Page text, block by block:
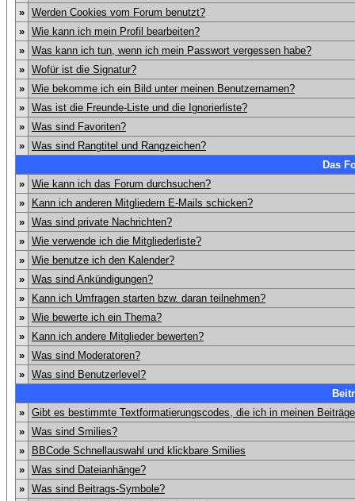
» Werden Cookies vom Forum benutzt?
» Wie kann ich mein Profil bearbeiten?
» Was kann ich tun, wenn ich mein Passwort vergessen habe?
» Wofür ist die Signatur?
» Wie bekomme ich ein Bild unter meinen Benutzernamen?
» Was ist die Freunde-Liste und die Ignorierliste?
» Was sind Favoriten?
» Was sind Rangtitel und Rangzeichen?
Das
» Wie kann ich das Forum durchsuchen?
»
Kann ich anderen Mitgliedern E-Mails schicken?
» Was sind private Nachrichten?
» Wie verwende ich die Mitgliederliste?
» Wie benutze ich den Kalender?
» Was sind Ankündigungen?
»
Kann ich Umfragen starten bzw. daran teilnehmen?
» Wie bewerte ich ein Thema?
»
Kann ich andere Mitglieder bewerten?
» Was sind Moderatoren?
» Was sind Benutzerlevel?
» Gibt es bestimmte Textformatierungscodes, die ich in meinen
» Was sind Smilies?
»
BBCode Schnellauswahl und klickbare Smilies
» Was sind Dateianhänge?
» Was sind Beitrags-Symbole?